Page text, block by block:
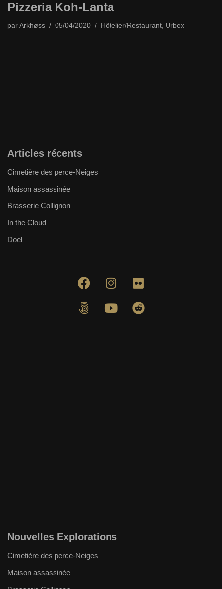
Pizzeria Koh-Lanta
par Arkhøss 05/04/2020 Hôtelier/Restaurant, Urbex
Articles récents
Cimetière des perce-Neiges
Maison assassinée
Brasserie Collignon
In the Cloud
Doel
Nouvelles Explorations
Cimetière des perce-Neiges
Maison assassinée